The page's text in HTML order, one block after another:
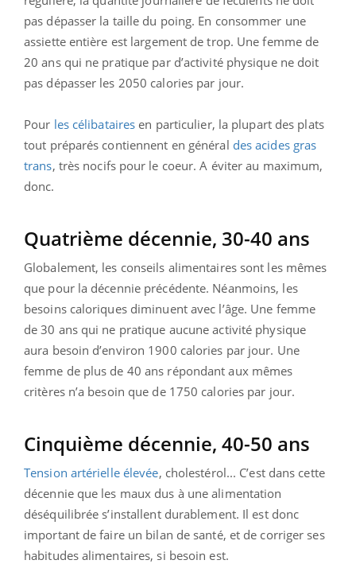
pas dépasser la taille du poing. En consommer une
assiette entière est largement de trop. Une femme de
20 ans qui ne pratique par d’activité physique ne doit
pas dépasser les 2050 calories par jour.
Pour les célibataires en particulier, la plupart des plats
tout préparés contiennent en général des acides gras
trans, très nocifs pour le coeur. A éviter au maximum,
donc.
Quatrième décennie, 30-40 ans
Globalement, les conseils alimentaires sont les mêmes
que pour la décennie précédente. Néanmoins, les
besoins caloriques diminuent avec l’âge. Une femme
de 30 ans qui ne pratique aucune activité physique
aura besoin d’environ 1900 calories par jour. Une
femme de plus de 40 ans répondant aux mêmes
critères n’a besoin que de 1750 calories par jour.
Cinquième décennie, 40-50 ans
Tension artérielle élevée, cholestérol... C’est dans cette
décennie que les maux dus à une alimentation
déséquilibrée s’installent durablement. Il est donc
important de faire un bilan de santé, et de corriger ses
habitudes alimentaires, si besoin est.